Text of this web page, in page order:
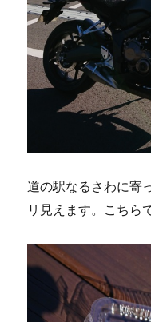
道の駅なるさわに寄
リ見えます。こちら